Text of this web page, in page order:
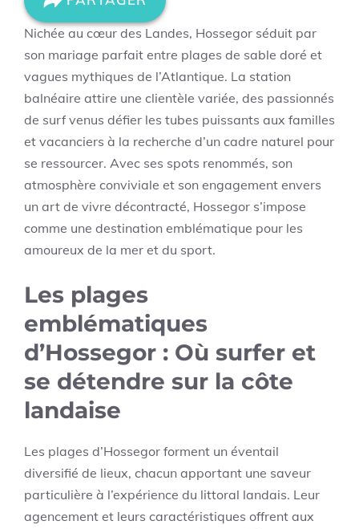
Nichée au cœur des Landes, Hossegor séduit par
son mariage parfait entre plages de sable doré et
vagues mythiques de l’Atlantique. La station
balnéaire attire une clientèle variée, des passionnés
de surf venus défier les tubes puissants aux familles
et vacanciers à la recherche d’un cadre naturel pour
se ressourcer. Avec ses spots renommés, son
atmosphère conviviale et son engagement envers
un art de vivre décontracté, Hossegor s’impose
comme une destination emblématique pour les
amoureux de la mer et du sport.
Les plages
emblématiques
d’Hossegor : Où surfer et
se détendre sur la côte
landaise
Les plages d’Hossegor forment un éventail
diversifié de lieux, chacun apportant une saveur
particulière à l’expérience du littoral landais. Leur
agencement et leurs caractéristiques offrent aux